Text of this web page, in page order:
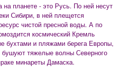
на планете - это Русь. По ней несут
Сибири, в ней плещется
чистой пресной воды. А по
космический Кремль
бухтами и пляжами берега Европы,
бушуют тяжелые волны Северного
минареты Дамаска.